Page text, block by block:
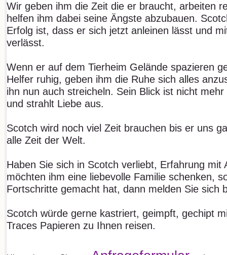
Wir geben ihm die Zeit die er braucht, arbeiten
helfen ihm dabei seine Ängste abzubauen.
Erfolg ist, dass er sich jetzt anleinen lässt und
verlässt.
Wenn er auf dem Tierheim Gelände spazieren
Helfer ruhig, geben ihm die Ruhe sich alles
ihn nun auch streicheln. Sein Blick ist nicht
und strahlt Liebe aus.
Scotch wird noch viel Zeit brauchen bis er uns
alle Zeit der Welt.
Haben Sie sich in Scotch verliebt, Erfahrung mit
möchten ihm eine liebevolle Familie schenken,
Fortschritte gemacht hat, dann melden Sie sich
Scotch würde gerne kastriert, geimpft, gechipt
Traces Papieren zu Ihnen reisen.